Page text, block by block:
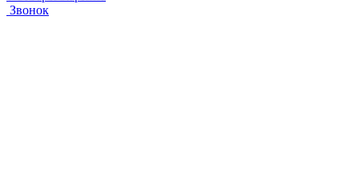
Звонок